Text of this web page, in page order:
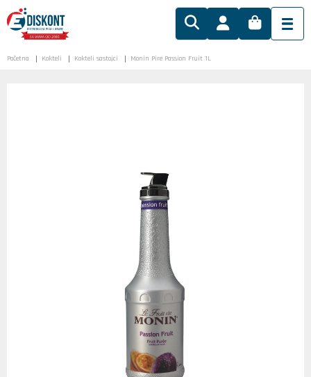
Početna Kokteli Kokteli sastojci Monin Pire Passion Fruit 1L